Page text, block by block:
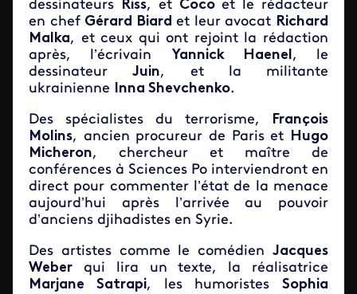
dessinateurs Riss, et Coco et le rédacteur
en chef Gérard Biard et leur avocat Richard
Malka, et ceux qui ont rejoint la rédaction
après, l’écrivain Yannick Haenel, le
dessinateurJuin, et la militante
ukrainienne Inna Shevchenko.
Des spécialistes du terrorisme,
François
Molins, ancien procureur de Paris et Hugo
Micheron, chercheur et maître de
conférences à Sciences Po interviendront en
direct pour commenter l’état de la menace
aujourd’hui après l’arrivée au pouvoir
d’anciens djihadistes en Syrie.
Des artistes comme le comédien Jacques
Weber qui lira un texte, la réalisatrice
Marjane Satrapi, les humoristes Sophia